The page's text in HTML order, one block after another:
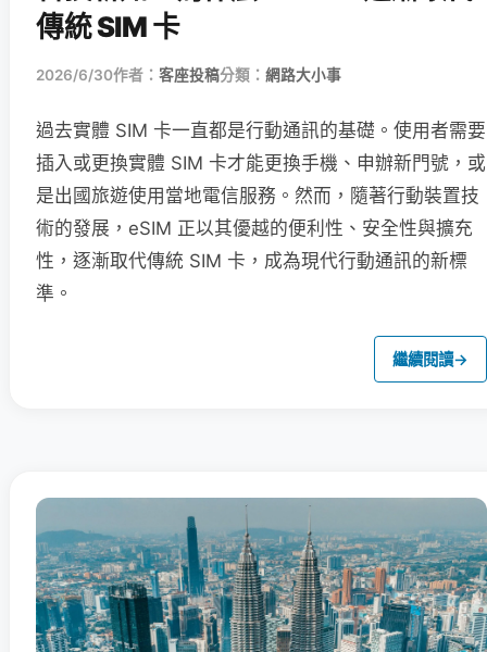
傳統 SIM 卡
2026/6/30作者： 客座投稿分類： 網路大小事
過去實體 SIM 卡一直都是行動通訊的基礎。使用者需要
插入或更換實體 SIM 卡才能更換手機、申辦新門號，或
是出國旅遊使用當地電信服務。然而，隨著行動裝置技
術的發展，eSIM 正以其優越的便利性、安全性與擴充
性，逐漸取代傳統 SIM 卡，成為現代行動通訊的新標
準。
繼續閱讀→